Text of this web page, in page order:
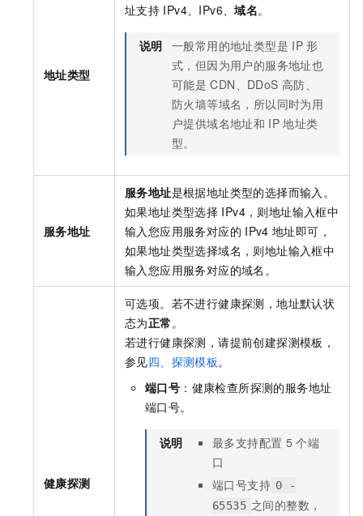
地址类型
址支持 IPv4、IPv6、域名。
说明 一般常用的地址类型是 IP 形
式，但因为用户的服务地址也
可能是 CDN、DDoS 高防、
防火墙等域名，所以同时为用
户提供域名地址和 IP 地址类
型。
服务地址
服务地址是根据地址类型的选择而输入。
如果地址类型选择 IPv4，则地址输入框中
输入您应用服务对应的 IPv4 地址即可，
如果地址类型选择域名，则地址输入框中
输入您应用服务对应的域名。
健康探测
可选项。若不进行健康探测，地址默认状
态为正常。
若进行健康探测，请提前创建探测模板，
参见四、探测模板。
端口号 ：健康检查所探测的服务地址
端口号。
说明 最多支持配置 5 个端
口
端口号支持 0 -
65535 之间的整数，